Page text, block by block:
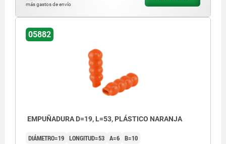
más gastos de envío
05882
EMPUÑADURA D=19, L=53, PLÁSTICO NARANJA
DIÁMETRO=19 LONGITUD=53 A=6 B=10